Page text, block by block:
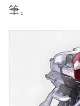
筆。